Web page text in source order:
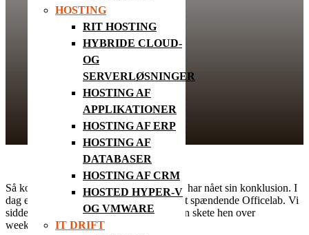
HOSTING
RIT HOSTING
HYBRIDE CLOUD-
OG
SERVERLØSNINGER
HOSTING AF
APPLIKATIONER
HOSTING AF ERP
HOSTING AF
DATABASER
HOSTING AF CRM
HOSTED HYPER-V
OG VMWARE
IT DRIFT
Så kom dagen, hvor vores transformation har nået sin konklusion. I
dag er vi
, og vi bor nu i Lystrup i det spændende Officelab. Vi
sidder her faktisk allerede, fordi flytningen skete hen over
weekenden.